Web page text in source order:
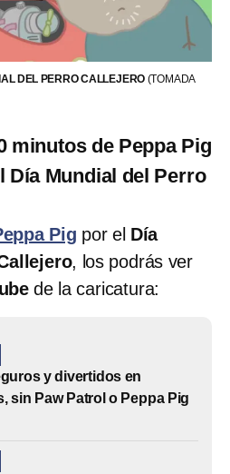
DEL PERRO CALLEJERO (TOMADA
minutos de Peppa Pig
Día Mundial del Perro
Pig por el Día
, los podrás ver
de la caricatura:
y divertidos en
sin Paw Patrol o Peppa Pig